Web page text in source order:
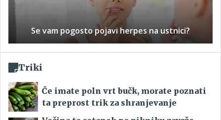
Se vam pogosto pojavi herpes na ustnici?
Triki
Če imate poln vrt bučk, morate poznati
ta preprost trik za shranjevanje